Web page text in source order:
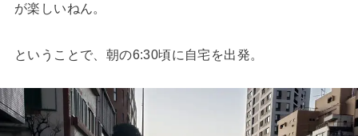
が楽しいねん。
ということで、朝の6:30頃に自宅を出発。